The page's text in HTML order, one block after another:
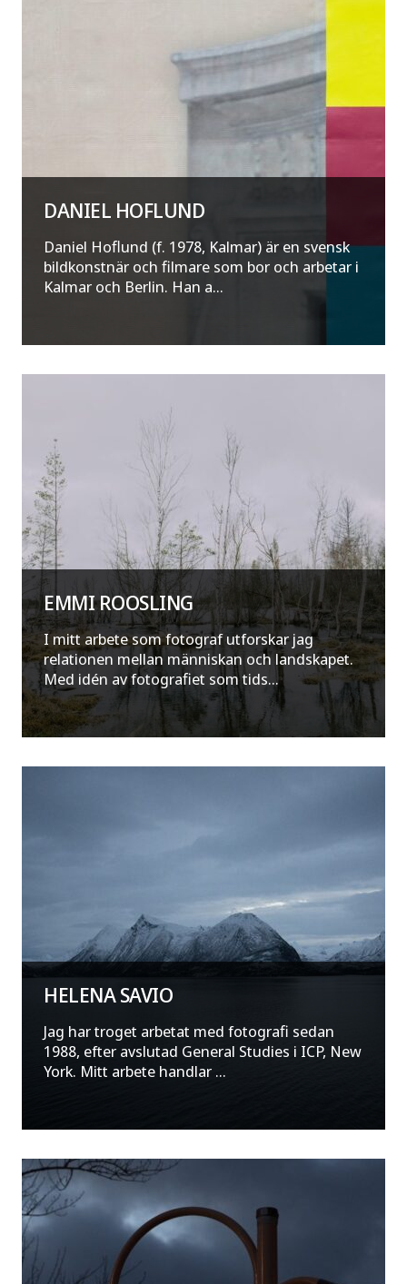
DANIEL HOFLUND
Daniel Hoflund (f. 1978, Kalmar) är en svensk
bildkonstnär och filmare som bor och arbetar i
Kalmar och Berlin. Han a...
EMMI ROOSLING
I mitt arbete som fotograf utforskar jag
relationen mellan människan och landskapet.
Med idén av fotografiet som tids...
HELENA SAVIO
Jag har troget arbetat med fotografi sedan
1988, efter avslutad General Studies i ICP, New
York. Mitt arbete handlar ...